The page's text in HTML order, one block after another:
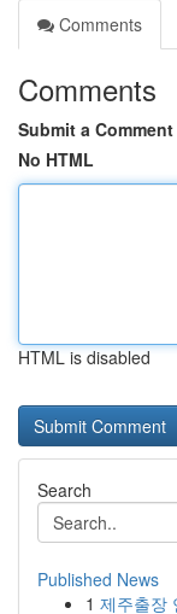
Comments
Comments
Submit a Comment
No HTML
HTML is disabled
Search
Published News
1 제주출장